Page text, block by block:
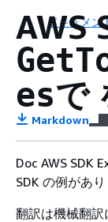
ドキュメン
AWS
esで
Markdown
Doc AWS SDK
SDK の例があり
翻訳は機械翻